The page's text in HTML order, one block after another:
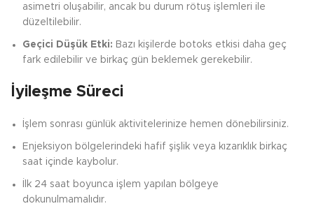
asimetri oluşabilir, ancak bu durum rötuş işlemleri ile
düzeltilebilir.
Geçici Düşük Etki: Bazı kişilerde botoks etkisi daha geç
fark edilebilir ve birkaç gün beklemek gerekebilir.
İyileşme Süreci
İşlem sonrası günlük aktivitelerinize hemen dönebilirsiniz.
Enjeksiyon bölgelerindeki hafif şişlik veya kızarıklık birkaç
saat içinde kaybolur.
İlk 24 saat boyunca işlem yapılan bölgeye
dokunulmamalıdır.